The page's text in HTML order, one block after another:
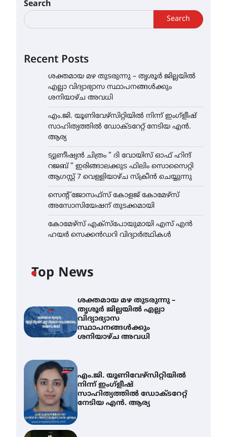
Search
Search
Recent Posts
ശക്തമായ മഴ തുടരുന്നു – തൃശൂർ ജില്ലയിൽ
എല്ലാ വിദ്യാഭ്യാസ സ്ഥാപനങ്ങൾക്കും
ശനിയാഴ്ച അവധി
എം.ജി. യൂണിവേഴ്‌സിറ്റിയിൽ നിന്ന് ഇംഗ്ളീഷ്
സാഹിത്യത്തിൽ ഡോക്ടറേറ്റ് നേടിയ എൻ.
ആര്യ
ട്യുണീഷ്യൻ ചിത്രം ” ദി വോയിസ് ഓഫ് ഹിന്ദ്
റജബ് ” ഇരിങ്ങാലക്കുട ഫിലിം സൊസൈറ്റി
ആഗസ്റ്റ് 7 വെള്ളിയാഴ്ച സ്‌ക്രീൻ ചെയ്യുന്നു
സെന്റ് ജോസഫ്സ് കോളജ് കോമേഴ്‌സ്
അസോസിയേഷന് തുടക്കമായി
കോമേഴ്സ് എക്സ്പോയുമായി എസ് എൻ
ഹയർ സെക്കൻഡറി വിദ്യാർത്ഥികൾ
Top News
ശക്തമായ മഴ തുടരുന്നു –
തൃശൂർ ജില്ലയിൽ എല്ലാ
വിദ്യാഭ്യാസ
സ്ഥാപനങ്ങൾക്കും
ശനിയാഴ്ച അവധി
എം.ജി. യൂണിവേഴ്‌സിറ്റിയിൽ
നിന്ന് ഇംഗ്ളീഷ്
സാഹിത്യത്തിൽ ഡോക്ടറേറ്റ്
നേടിയ എൻ. ആര്യ